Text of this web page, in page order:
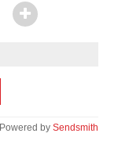
Powered by Sendsmith